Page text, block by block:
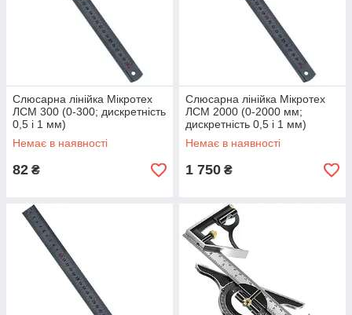
Слюсарна лінійка Мікротех
ЛСМ 300 (0-300; дискретність
0,5 і 1 мм)
Немає в наявності
82 ₴
Слюсарна лінійка Мікротех
ЛСМ 2000 (0-2000 мм;
дискретність 0,5 і 1 мм)
Немає в наявності
1 750 ₴